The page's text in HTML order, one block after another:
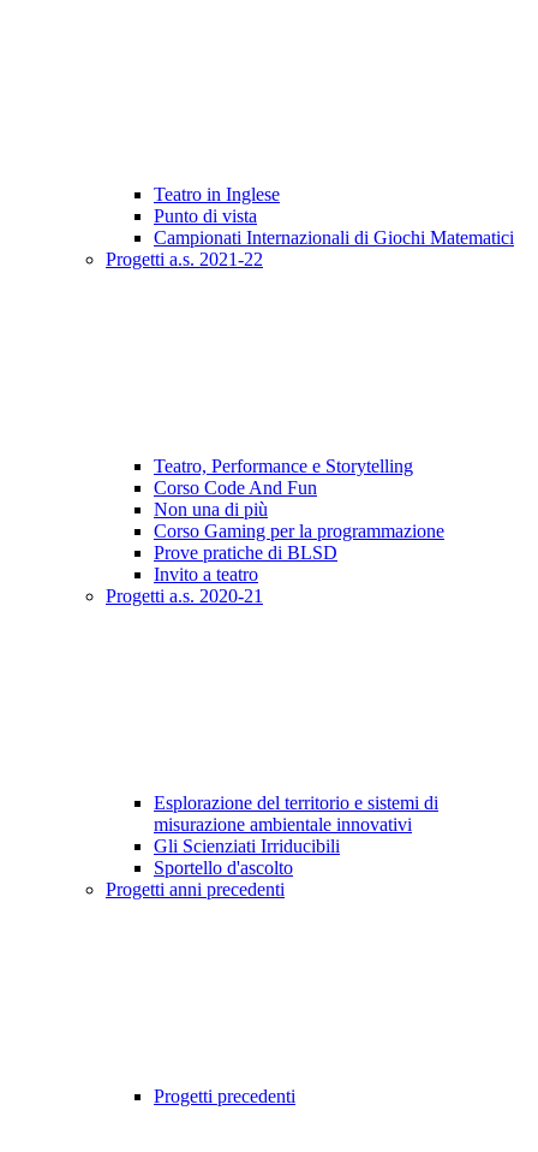
Teatro in Inglese
Punto di vista
Campionati Internazionali di Giochi Matematici
Progetti a.s. 2021-22
Teatro, Performance e Storytelling
Corso Code And Fun
Non una di più
Corso Gaming per la programmazione
Prove pratiche di BLSD
Invito a teatro
Progetti a.s. 2020-21
Esplorazione del territorio e sistemi di
misurazione ambientale innovativi
Gli Scienziati Irriducibili
Sportello d'ascolto
Progetti anni precedenti
Progetti precedenti